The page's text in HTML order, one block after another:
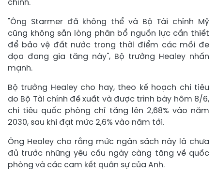
"Ông Starmer đã không thể và Bộ Tài chính Mỹ
cũng không sẵn lòng phân bổ nguồn lực cần thiết
để bảo vệ đất nước trong thời điểm các mối đe
dọa đang gia tăng này", Bộ trưởng Healey nhấn
mạnh.
Bộ trưởng Healey cho hay, theo kế hoạch chi tiêu
do Bộ Tài chính đề xuất và được trình bày hôm 8/6,
chi tiêu quốc phòng chỉ tăng lên 2,68% vào năm
2030, sau khi đạt mức 2,6% vào năm tới.
Ông Healey cho rằng mức ngân sách này là chưa
đủ trước những yêu cầu ngày càng tăng về quốc
phòng và các cam kết quân sự của Anh.